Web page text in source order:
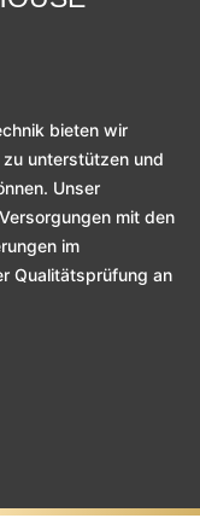
bieten wir
unterstützen und
Unser
mit den
im
Qualitätsprüfung an